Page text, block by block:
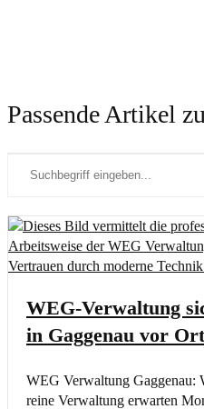
Passende Artikel
WEG-Verwaltung
in Gaggenau vor Ort
WEG Verwaltung Gaggenau:
reine Verwaltung erwarten